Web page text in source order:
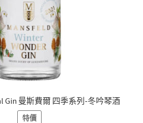
Gin 曼斯費爾 四季系列-冬吟琴酒
特價